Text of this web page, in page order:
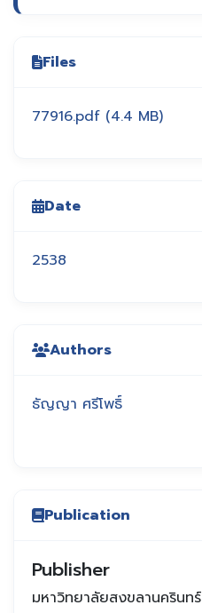
Files
77916.pdf (4.4 MB)
Date
2538
Authors
ธัญญา ศรีโพธิ์
Publication
Publisher
มหาวิทยาลัยสงขลานครินทร์